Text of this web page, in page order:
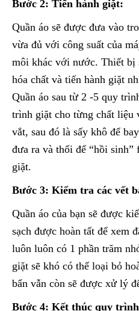
Bước 2: Tiến hành giặt:
Quần áo sẽ được đưa vào
vừa đủ với công suất của
môi khác với nước. Thiết bị
hóa chất và tiến hành giặt
Quần áo sau từ 2 -5 quy
trình giặt cho từng chất liệu
vắt, sau đó là sấy khô để
đưa ra và thổi để “hồi sinh”
giặt.
Bước 3: Kiểm tra các vết
Quần áo của bạn sẽ được
sạch được hoàn tất để xem
luôn luôn có 1 phần trăm
giặt sẽ khó có thể loại bỏ
bẩn vẫn còn sẽ được xử lý
Bước 4: Kết thúc quy